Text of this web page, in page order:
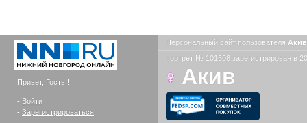
Привет, Гость !
- Войти
- Зарегистрироваться
Персональный сайт пользователя
портрет № 101608 зарегистрирован в
Акив